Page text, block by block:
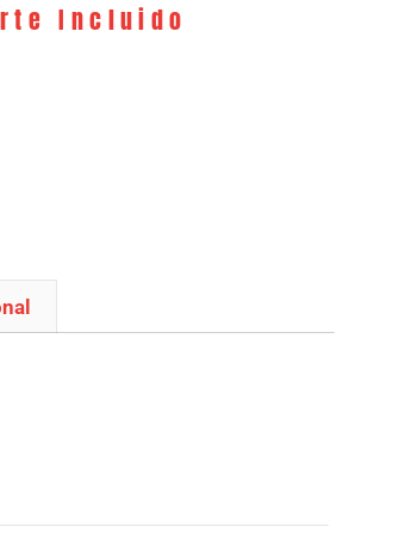
Incluido